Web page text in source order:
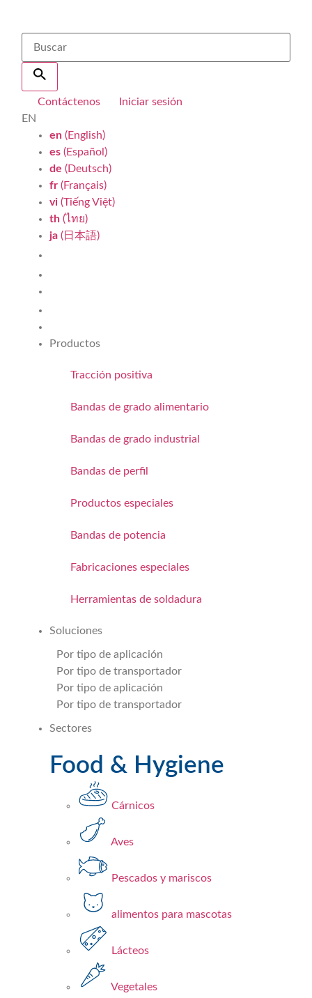
Contáctenos
Iniciar sesión
EN
en (English)
es (Español)
de (Deutsch)
fr (Français)
vi (Tiếng Việt)
th (ไทย)
ja (日本語)
Productos
Tracción positiva
Bandas de grado alimentario
Bandas de grado industrial
Bandas de perfil
Productos especiales
Bandas de potencia
Fabricaciones especiales
Herramientas de soldadura
Soluciones
Por tipo de aplicación
Por tipo de transportador
Por tipo de aplicación
Por tipo de transportador
Sectores
Food & Hygiene
Cárnicos
Aves
Pescados y mariscos​
alimentos para mascotas
Lácteos​
Vegetales